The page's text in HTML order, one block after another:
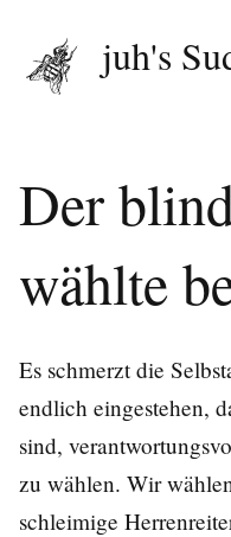
juh's
Der
wählte
Es schmerzt die
endlich eingestehen,
sind,
zu wählen. Wir
schleimige